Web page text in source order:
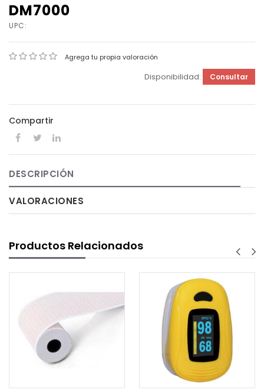
DM7000
UPC:
Agrega tu propia valoración
Disponibilidad: Consultar
Compartir
DESCRIPCIÓN
VALORACIONES
Productos Relacionados